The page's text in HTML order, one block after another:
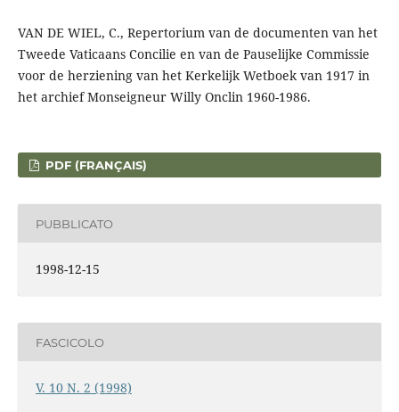
VAN DE WIEL, C., Repertorium van de documenten van het
Tweede Vaticaans Concilie en van de Pauselijke Commissie
voor de herziening van het Kerkelijk Wetboek van 1917 in
het archief Monseigneur Willy Onclin 1960-1986.
PDF (FRANÇAIS)
PUBBLICATO
1998-12-15
FASCICOLO
V. 10 N. 2 (1998)